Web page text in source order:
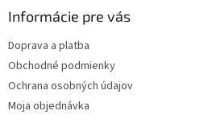
Informácie pre vás
Doprava a platba
Obchodné podmienky
Ochrana osobných údajov
Moja objednávka